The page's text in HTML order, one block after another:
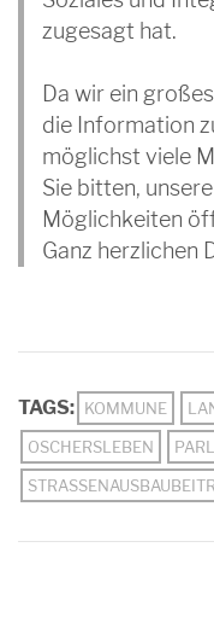
zugesagt hat.
Da wir ein
die Information
möglichst viele
Sie bitten,
Möglichkeiten
Ganz herzlichen
TAGS: KOMMUNE
OSCHERSLEBEN